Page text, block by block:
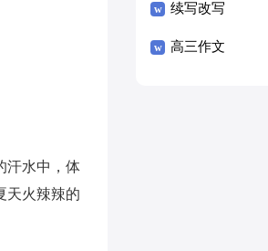
汗水中，体
天火辣辣的
续写改写
高三作文